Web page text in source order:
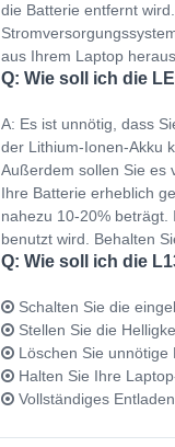
die Batterie entfernt
aus Ihrem Laptop
Q: Wie soll ich die
A: Es ist unnötig, dass
der Lithium-Ionen-Akku
Außerdem sollen Sie es
Ihre Batterie erheblich
nahezu 10-20%
benutzt wird. Behalten
Q: Wie soll ich die
Schalten Sie die
Stellen Sie die
Löschen Sie unnötige
Halten Sie Ihre
Vollständiges